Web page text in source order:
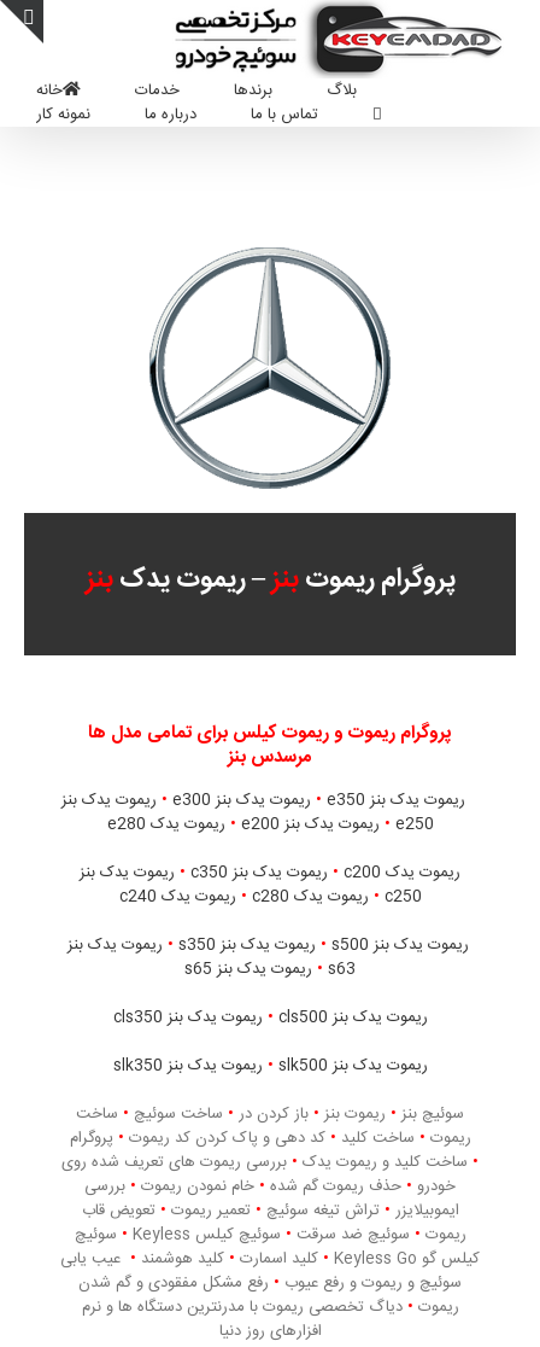
content
خانه خدمات برندها
بلاگ
نمونه کار
درباره ما تماس با ما
پروگرام ریموتبنز– ریموت یدکبنز
پروگرام ریموت و ریموت کیلس برای تمامی مدل ها
مرسدس بنز
ریموت یدک بنز e350 • ریموت یدک بنز e300 • ریموت یدک بنز
e250
• ریموت یدک بنز e200 • ریموت یدک e280
ریموت یدک c200
• ریموت یدک بنز c350 • ریموت یدک بنز
c250
• ریموت یدک c280 • ریموت یدک c240
ریموت یدک بنز s500
• ریموت یدک بنز s350 • ریموت یدک بنز
s63
• ریموت یدک بنز s65
ریموت یدک بنز cls500
• ریموت یدک بنز cls350
ریموت یدک بنز slk500
• ریموت یدک بنز slk350
سوئیچ بنز • ریموت بنز • باز کردن در • ساخت سوئیچ • ساخت
ریموت • ساخت کلید • کد دهی و پاک کردن کد ریموت • پروگرام
• ساخت کلید و ریموت یدک • بررسی ریموت های تعریف شده روی
خودرو • حذف ریموت گم شده • خام نمودن ریموت • بررسی
ایموبیلایزر • تراش تیغه سوئیچ • تعمیر ریموت • تعویض قاب
ریموت • سوئیچ ضد سرقت • سوئیچ کیلس Keyless • سوئیچ
کیلس گو Keyless Go
• کلید اسمارت • کلید هوشمند • عیب یابی
سوئیچ و ریموت و رفع عیوب • رفع مشکل مفقودی و گم شدن
ریموت • دیاگ تخصصی ریموت با مدرنترین دستگاه ها و نرم
افزارهای روز دنیا
Bar
Area